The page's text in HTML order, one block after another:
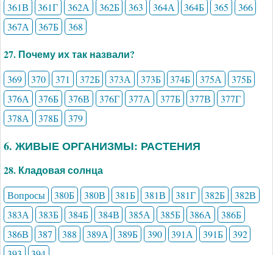
361В
361Г 362А 362Б 363 364А 364Б 365
366
367А
367Б 368
27. Почему их так назвали?
369 370 371 372Б 373А 373Б 374Б 375А
375Б
376А
376Б 376В 376Г 377А 377Б 377В
377Г
378А
378Б 379
6. ЖИВЫЕ ОРГАНИЗМЫ: РАСТЕНИЯ
28. Кладовая солнца
Вопросы 380Б 380В 381Б 381В 381Г 382Б
382В
383А
383Б 384Б 384В 385А 385Б 386А
386Б
386В
387 388 389А 389Б 390 391А 391Б
392